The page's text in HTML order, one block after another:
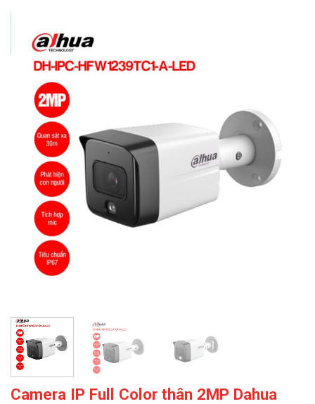
Camera IP Full Color thân 2MP Dahua